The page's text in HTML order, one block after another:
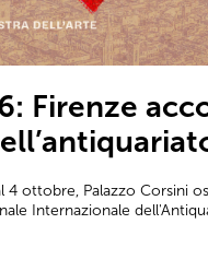
Firenze
4 ottobre, Palazzo Corsini
Internazionale